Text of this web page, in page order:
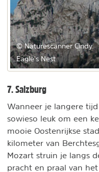
© Naturescanner Cindy
Eagle's Nest
7. Salzburg
Wanneer je langere
sowieso leuk om een
mooie Oostenrijkse stad
kilometer van
Mozart struin je langs
pracht en praal van het